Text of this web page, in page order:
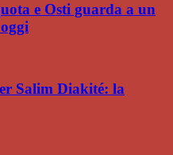
e Osti guarda a un
Salim Diakité: la